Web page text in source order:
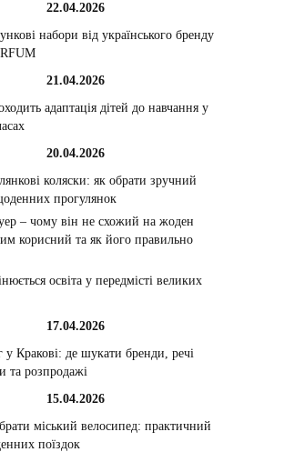
22.04.2026
набори від українського бренду
21.04.2026
адаптація дітей до навчання у
20.04.2026
коляски: як обрати зручний
прогулянок
– чому він не схожий на жоден
корисний та як його правильно
освіта у передмісті великих
17.04.2026
Кракові: де шукати бренди, речі
та розпродажі
15.04.2026
міський велосипед: практичний
поїздок